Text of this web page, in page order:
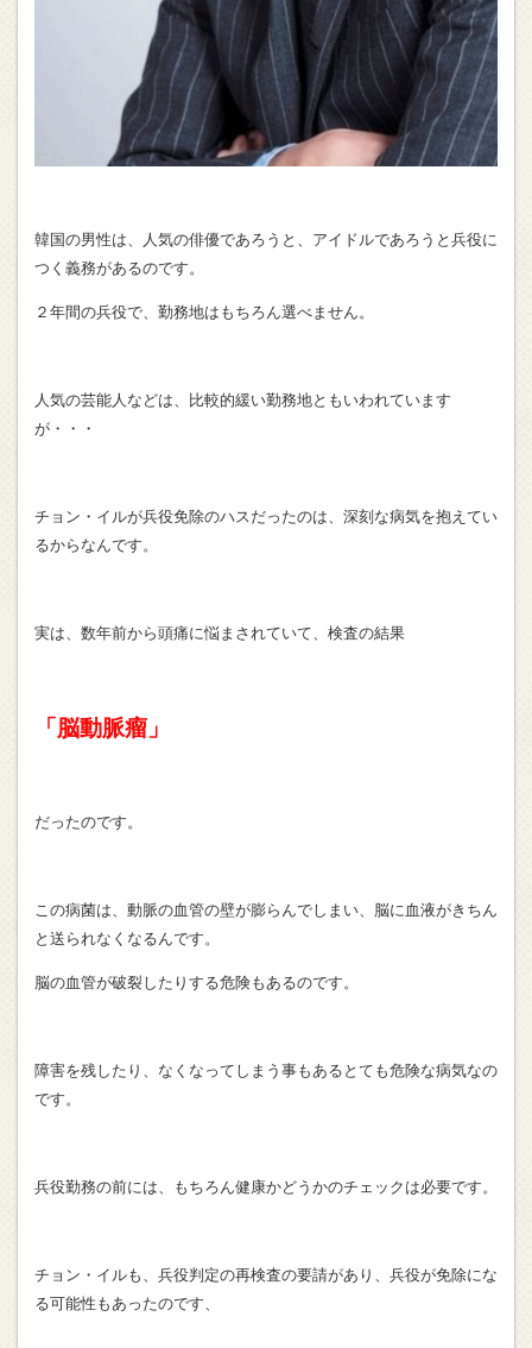
韓国の男性は、人気の俳優であろうと、アイドルであろうと兵役に
つく義務があるのです。
２年間の兵役で、勤務地はもちろん選べません。
人気の芸能人などは、比較的緩い勤務地ともいわれています
が・・・
チョン・イルが兵役免除のハスだったのは、深刻な病気を抱えてい
るからなんです。
実は、数年前から頭痛に悩まされていて、検査の結果
「脳動脈瘤」
だったのです。
この病菌は、動脈の血管の壁が膨らんでしまい、脳に血液がきちん
と送られなくなるんです。
脳の血管が破裂したりする危険もあるのです。
障害を残したり、なくなってしまう事もあるとても危険な病気なの
です。
兵役勤務の前には、もちろん健康かどうかのチェックは必要です。
チョン・イルも、兵役判定の再検査の要請があり、兵役が免除にな
る可能性もあったのです、